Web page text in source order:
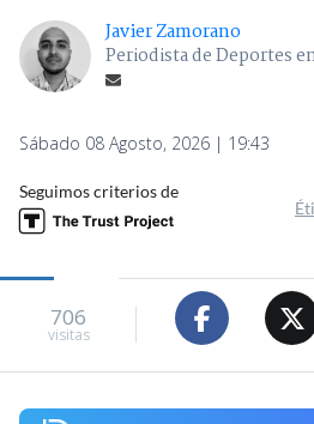
Javier Zamorano
Periodista de Deportes
Sábado 08 Agosto, 2026 | 19:43
Seguimos criterios de
706
visitas